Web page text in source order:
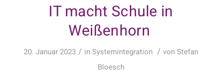
IT macht Schule in
Weißenhorn
20. Januar 2023 / in Systemintegration / von Stefan
Bloesch